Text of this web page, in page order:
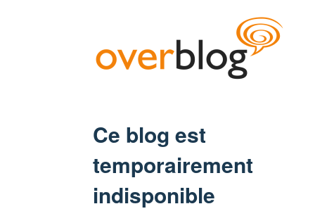
Ce blog est
temporairement
indisponible